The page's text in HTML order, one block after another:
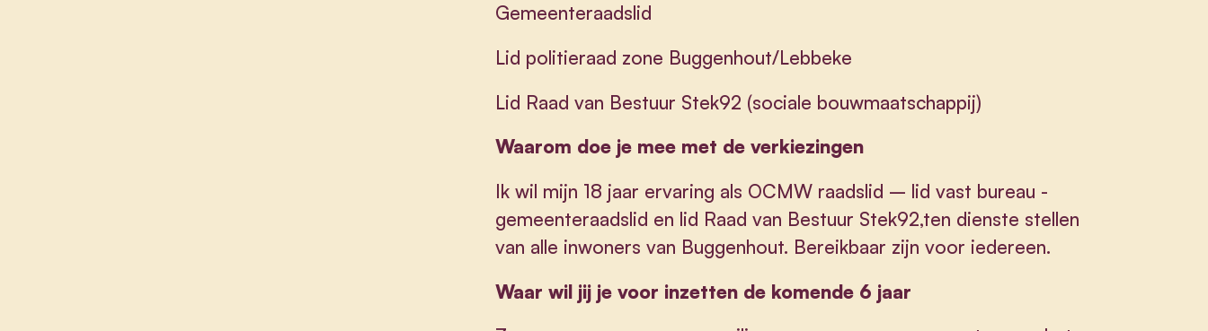
Gemeenteraadslid
Lid politieraad zone Buggenhout/Lebbeke
Lid Raad van Bestuur Stek92 (sociale bouwmaatschappij)
Waarom doe je mee met de verkiezingen
Ik wil mijn 18 jaar ervaring als OCMW raadslid – lid vast bureau -
gemeenteraadslid en lid Raad van Bestuur Stek92,ten dienste stellen
van alle inwoners van Buggenhout. Bereikbaar zijn voor iedereen.
Waar wil jij je voor inzetten de komende 6 jaar